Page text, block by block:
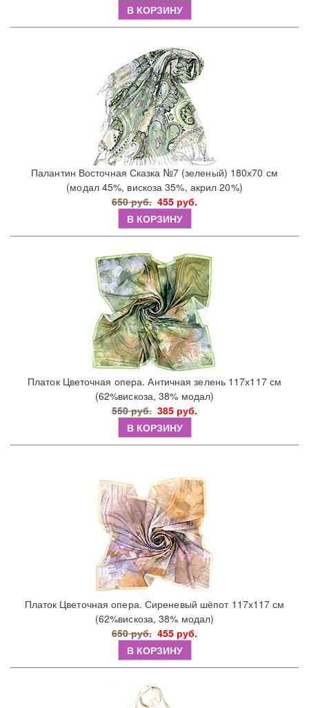
В КОРЗИНУ
Палантин Восточная Сказка №7 (зеленый) 180х70 см
(модал 45%, вискоза 35%, акрил 20%)
650 руб. 455 руб.
В КОРЗИНУ
Платок Цветочная опера. Античная зелень 117х117 см
(62%вискоза, 38% модал)
550 руб. 385 руб.
В КОРЗИНУ
Платок Цветочная опера. Сиреневый шёпот 117х117 см
(62%вискоза, 38% модал)
650 руб. 455 руб.
В КОРЗИНУ